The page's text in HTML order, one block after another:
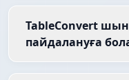
TableConvert
пайдалануға